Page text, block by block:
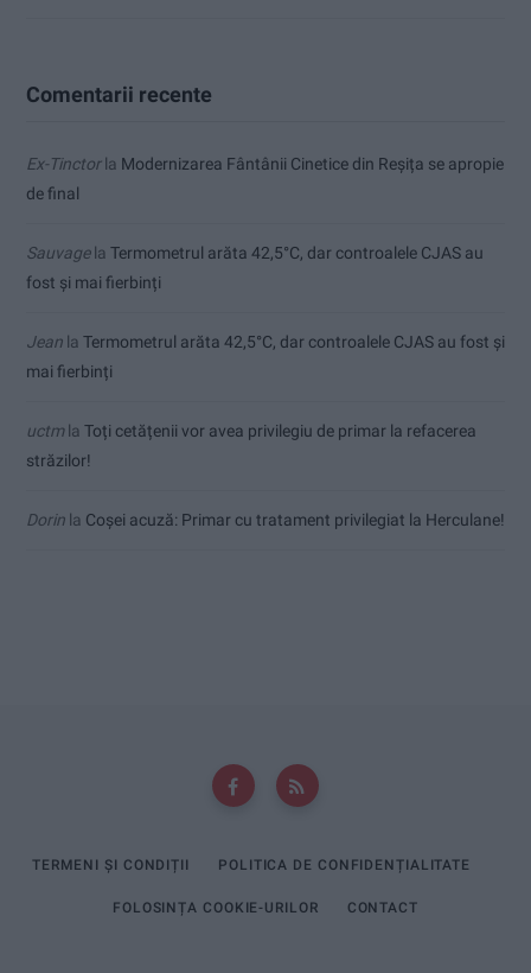
Comentarii recente
Ex-Tinctorla Modernizarea Fântânii Cinetice din Reșița se apropie
de final
Sauvagela Termometrul arăta 42,5°C, dar controalele CJAS au
fost și mai fierbinți
Jean la Termometrul arăta 42,5°C, dar controalele CJAS au fost și
mai fierbinți
uctmla Toți cetățenii vor avea privilegiu de primar la refacerea
străzilor!
Dorin la Coșei acuză: Primar cu tratament privilegiat la Herculane!
TERMENI ȘI CONDIȚII POLITICA DE CONFIDENȚIALITATE
FOLOSINȚA COOKIE-URILOR CONTACT